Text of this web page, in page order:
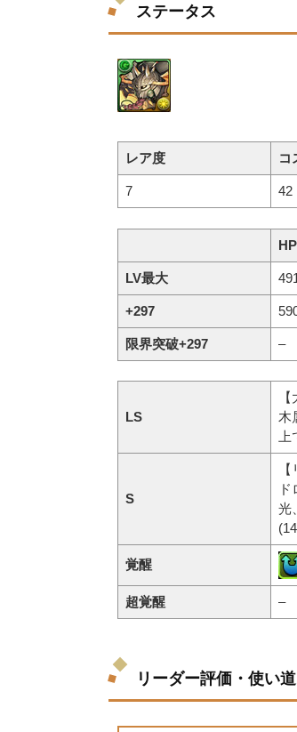
ステータス
レア度 コ
7 42
HP
LV最大
+297
限界突破+297 –
LS
木
S
光
覚醒
超覚醒 –
リーダー評価・使い道